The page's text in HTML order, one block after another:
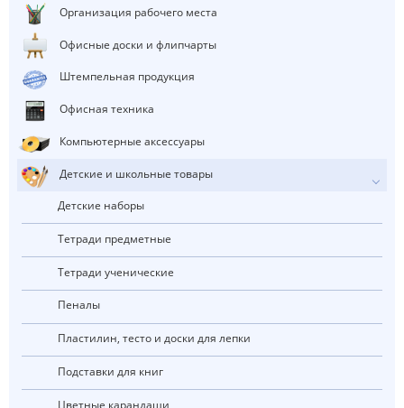
Организация рабочего места
Офисные доски и флипчарты
Штемпельная продукция
Офисная техника
Компьютерные аксессуары
Детские и школьные товары
Детские наборы
Тетради предметные
Тетради ученические
Пеналы
Пластилин, тесто и доски для лепки
Подставки для книг
Цветные карандаши